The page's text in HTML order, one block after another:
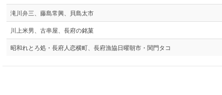
滝川弁三、藤島常興、貝島太市
川上米男、古串屋、長府の銘菓
昭和れとろ処・長府人恋横町、長府漁協日曜朝市・関門タコ